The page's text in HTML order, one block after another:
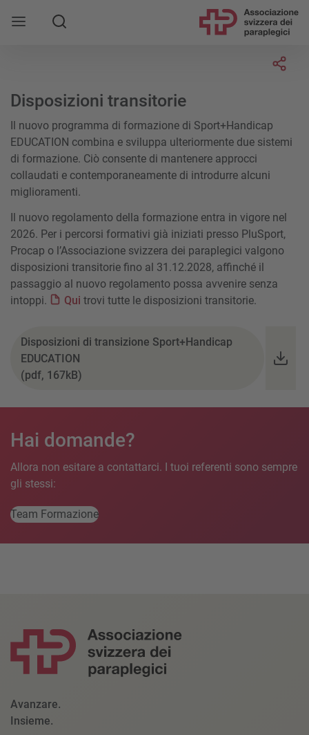
Disposizioni transitorie
Il nuovo programma di formazione di Sport+Handicap
EDUCATION combina e sviluppa ulteriormente due sistemi
di formazione. Ciò consente di mantenere approcci
collaudati e contemporaneamente di introdurre alcuni
miglioramenti.
Il nuovo regolamento della formazione entra in vigore nel
2026. Per i percorsi formativi già iniziati presso PluSport,
Procap o l’Associazione svizzera dei paraplegici valgono
disposizioni transitorie fino al 31.12.2028, affinché il
passaggio al nuovo regolamento possa avvenire senza
intoppi.
Qui trovi tutte le disposizioni transitorie.
Disposizioni di transizione Sport+Handicap
EDUCATION
(pdf, 167kB)
Hai domande?
Allora non esitare a contattarci. I tuoi referenti sono sempre
gli stessi:
Team Formazione
Avanzare.
Insieme.